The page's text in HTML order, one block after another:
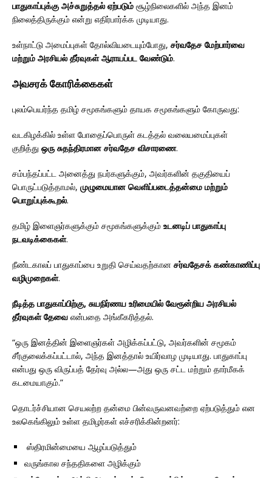
பாதுகாப்புக்கு அச்சுறுத்தல் ஏற்படும் சூழ்நிலைகளில் அந்த இனம்
நிலைத்திருக்கும் என்று எதிர்பார்க்க முடியாது.
உள்நாட்டு அமைப்புகள் தோல்வியடையும்போது, சர்வதேச மேற்பார்வை
மற்றும் அரசியல் தீர்வுகள் ஆராயப்பட வேண்டும்.
அவசரக் கோரிக்கைகள்
புலம்பெயர்ந்த தமிழ் சமூகங்களும் தாயக சமூகங்களும் கோருவது:
வடகிழக்கில் உள்ள போதைப்பொருள் கடத்தல் வலையமைப்புகள்
குறித்து ஒரு சுதந்திரமான சர்வதேச விசாரணை.
சம்பந்தப்பட்ட அனைத்து நபர்களுக்கும், அவர்களின் தகுதியைப்
பொருட்படுத்தாமல், முழுமையான வெளிப்படைத்தன்மை மற்றும்
பொறுப்புக்கூறல்.
தமிழ் இளைஞர்களுக்கும் சமூகங்களுக்கும் உடனடிப் பாதுகாப்பு
நடவடிக்கைகள்.
நீண்டகாலப் பாதுகாப்பை உறுதி செய்வதற்கான சர்வதேசக் கண்காணிப்பு
வழிமுறைகள்.
நீடித்த பாதுகாப்பிற்கு, சுயநிர்ணய உரிமையில் வேரூன்றிய அரசியல்
தீர்வுகள் தேவை என்பதை அங்கீகரித்தல்.
“ஒரு இனத்தின் இளைஞர்கள் அழிக்கப்பட்டு, அவர்களின் சமூகம்
சீர்குலைக்கப்பட்டால், அந்த இனத்தால் உயிர்வாழ முடியாது. பாதுகாப்பு
என்பது ஒரு விருப்பத் தேர்வு அல்ல—அது ஒரு சட்ட மற்றும் தார்மீகக்
கடமையாகும்.”
தொடர்ச்சியான செயலற்ற தன்மை பின்வருவனவற்றை ஏற்படுத்தும் என
உலகெங்கிலும் உள்ள தமிழர்கள் எச்சரிக்கின்றனர்:
ஸ்திரமின்மையை ஆழப்படுத்தும்
வருங்கால சந்ததிகளை அழிக்கும்